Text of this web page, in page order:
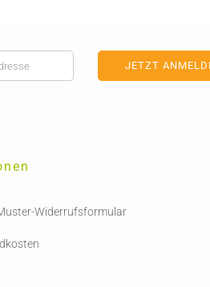
Widerrufsformular